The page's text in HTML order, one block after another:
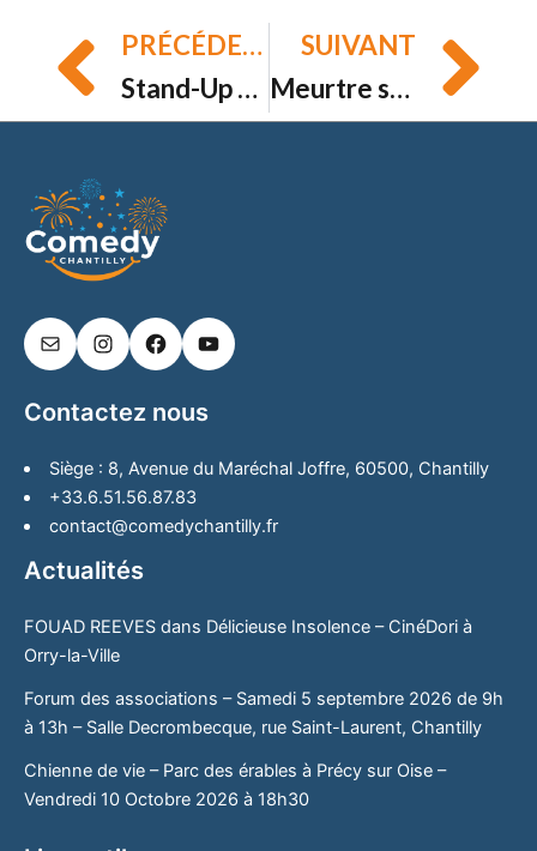
Prev
PRÉCÉDENT
Stand-Up Comedy – Le BUG à Beauvais – Samedi 6 Décembre à 20h30.
SUIVANT
Meurtre sous hypnose – Espace bouteiller – Samedi 20 Décembre à 16h00
Contactez nous
Siège : 8, Avenue du Maréchal Joffre, 60500, Chantilly
+33.6.51.56.87.83
contact@comedychantilly.fr
Actualités
FOUAD REEVES dans Délicieuse Insolence – CinéDori à
Orry-la-Ville
Forum des associations – Samedi 5 septembre 2026 de 9h
à 13h – Salle Decrombecque, rue Saint-Laurent, Chantilly
Chienne de vie – Parc des érables à Précy sur Oise –
Vendredi 10 Octobre 2026 à 18h30